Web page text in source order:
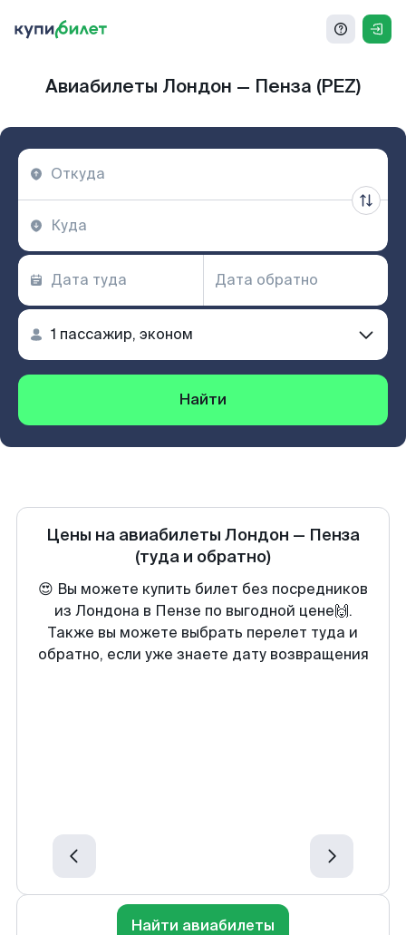
Авиабилеты Лондон — Пенза (PEZ)
Найти
Цены на авиабилеты Лондон — Пенза
(туда и обратно)
😍 Вы можете купить билет без посредников
из Лондона в Пензе по выгодной цене🙌.
Также вы можете выбрать перелет туда и
обратно, если уже знаете дату возвращения
Найти авиабилеты